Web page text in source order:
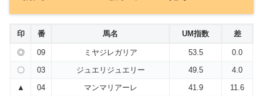
印 番 馬名 UM指数 差
◎ 09 ミヤジレガリア 53.5
0.0
〇
03 ジュエリジュエリー 49.5
4.0
▲
04 マンマリアーレ 41.9
11.6